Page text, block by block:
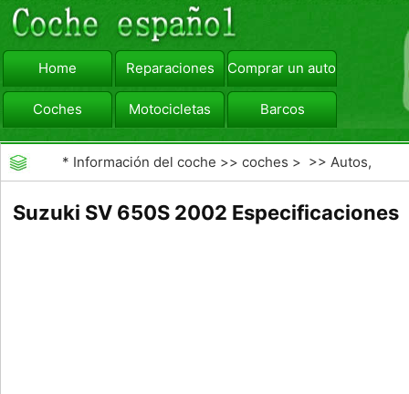
Home Reparaciones Comprar un automóvil
Coches Motocicletas Barcos
viajar Camiones
* Información del coche >>coches > >>Autos,
Suzuki SV 650S 2002 Especificaciones